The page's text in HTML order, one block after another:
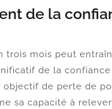
de la
trois mois peut
de la confiance
objectif de perte de
sa capacité à